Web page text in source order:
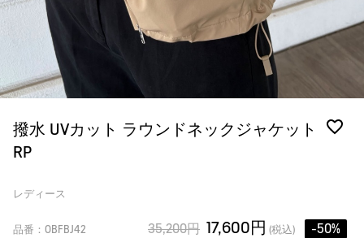
撥水 UVカット ラウンドネックジャケット
RP
レディース
品番：OBFBJ42 35,200円 17,600円 (税込) -50%